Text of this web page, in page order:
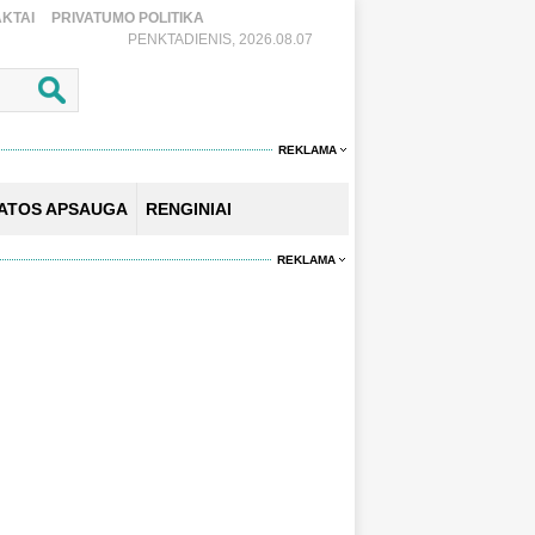
PRIVATUMO POLITIKA
PENKTADIENIS, 2026.08.07
REKLAMA
APSAUGA RENGINIAI
REKLAMA